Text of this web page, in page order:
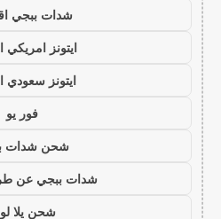
شدات ببجي
ايتونز
ايتونز سعودي
فور يو
شحن شدات
شدات ببجي عن
شحن يلا